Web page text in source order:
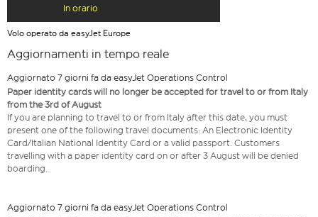
In orario
Volo operato da easyJet Europe
Aggiornamenti in tempo reale
Aggiornato 7 giorni fa da easyJet Operations Control
Paper identity cards will no longer be accepted for travel to or from Italy
from the 3rd of August
If you are planning to travel to or from Italy after this date, you must
present one of the following travel documents: An Electronic Identity
Card/Italian National Identity Card or a valid passport. Customers
travelling with a paper identity card on or after 3 August will be denied
boarding.
Aggiornato 7 giorni fa da easyJet Operations Control